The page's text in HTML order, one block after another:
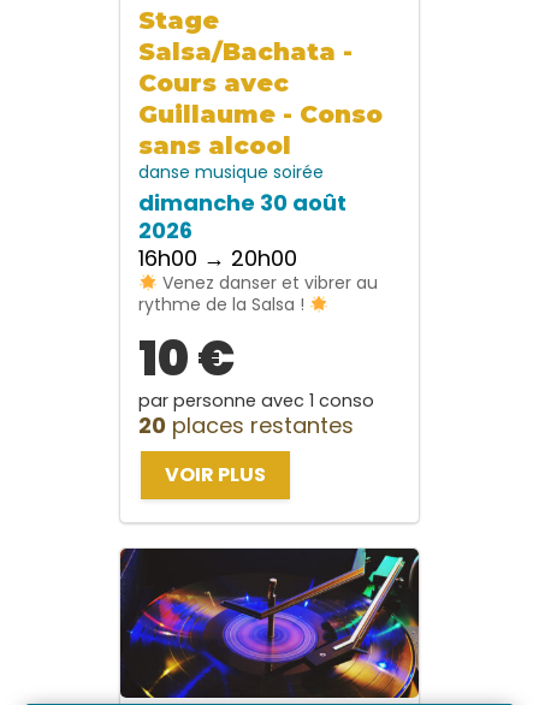
Stage
Salsa/Bachata -
Cours avec
Guillaume - Conso
sans alcool
danse musique soirée
dimanche 30 août
2026
16h00 → 20h00
Venez danser et vibrer au
rythme de la Salsa !
10 €
par personne avec 1 conso
20 places restantes
VOIR PLUS